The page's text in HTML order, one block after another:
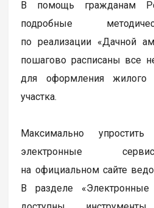
В помощь гражданам
подробные
по реализации «Дачной
пошагово расписаны все
для оформления
участка.
Максимально
электронные
на официальном сайте
В разделе